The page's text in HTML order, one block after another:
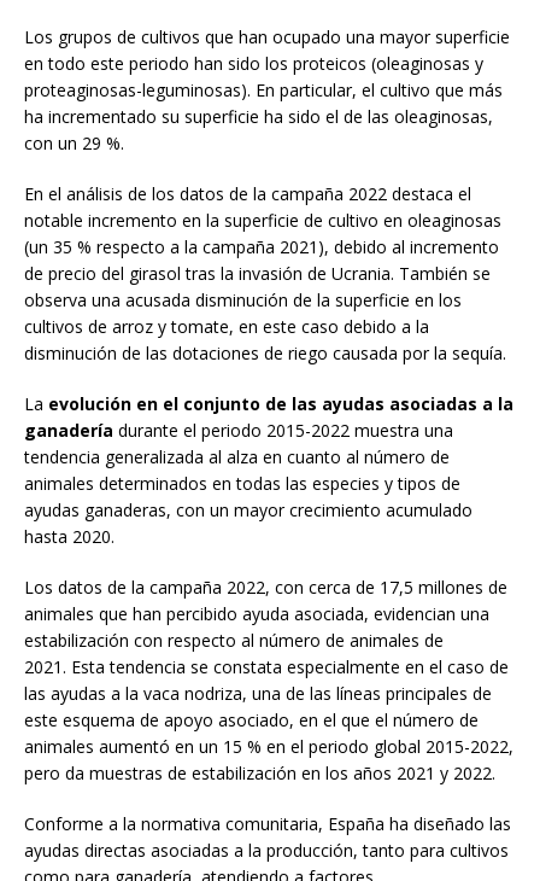
Los grupos de cultivos que han ocupado una mayor superficie
en todo este periodo han sido los proteicos (oleaginosas y
proteaginosas-leguminosas). En particular, el cultivo que más
ha incrementado su superficie ha sido el de las oleaginosas,
con un 29 %.
En el análisis de los datos de la campaña 2022 destaca el
notable incremento en la superficie de cultivo en oleaginosas
(un 35 % respecto a la campaña 2021), debido al incremento
de precio del girasol tras la invasión de Ucrania. También se
observa una acusada disminución de la superficie en los
cultivos de arroz y tomate, en este caso debido a la
disminución de las dotaciones de riego causada por la sequía.
La evolución en el conjunto de las ayudas asociadas a la
ganadería durante el periodo 2015-2022 muestra una
tendencia generalizada al alza en cuanto al número de
animales determinados en todas las especies y tipos de
ayudas ganaderas, con un mayor crecimiento acumulado
hasta 2020.
Los datos de la campaña 2022, con cerca de 17,5 millones de
animales que han percibido ayuda asociada, evidencian una
estabilización con respecto al número de animales de
2021. Esta tendencia se constata especialmente en el caso de
las ayudas a la vaca nodriza, una de las líneas principales de
este esquema de apoyo asociado, en el que el número de
animales aumentó en un 15 % en el periodo global 2015-2022,
pero da muestras de estabilización en los años 2021 y 2022.
Conforme a la normativa comunitaria, España ha diseñado las
ayudas directas asociadas a la producción, tanto para cultivos